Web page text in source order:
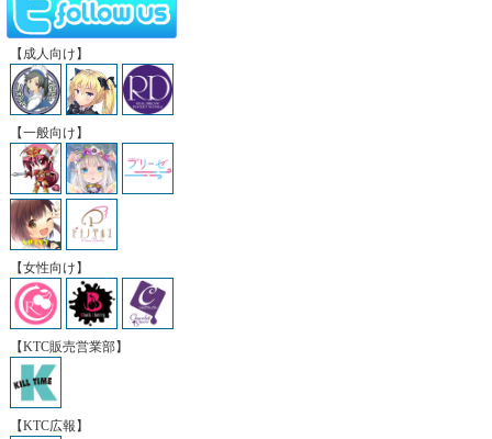
【成人向け】
【一般向け】
【女性向け】
【KTC販売営業部】
【KTC広報】